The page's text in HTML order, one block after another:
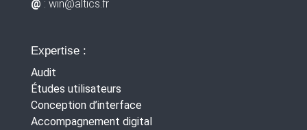
@ : win@altics.fr
Expertise :
Audit
Études utilisateurs
Conception d’interface
Accompagnement digital